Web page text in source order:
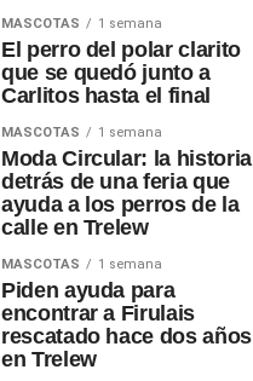
MASCOTAS 1 semana
El perro del polar clarito
que se quedó junto a
Carlitos hasta el final
MASCOTAS 1 semana
Moda Circular: la historia
detrás de una feria que
ayuda a los perros de la
calle en Trelew
MASCOTAS 1 semana
Piden ayuda para
encontrar a Firulais
rescatado hace dos años
en Trelew